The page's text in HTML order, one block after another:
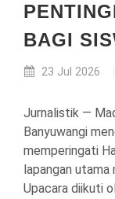
BAGI
23 Jul 2026
Jurnalistik —
Banyuwangi
memperingati
lapangan
Upacara diikuti